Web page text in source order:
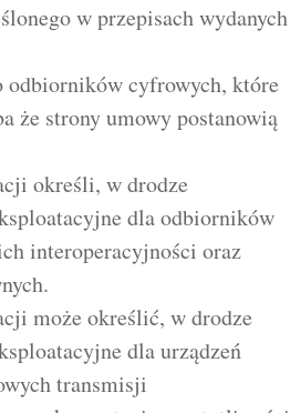
w przepisach wydanych
odbiorników cyfrowych, które
że strony umowy postanowią
określi, w drodze
dla odbiorników
interoperacyjności oraz
może określić, w drodze
dla urządzeń
transmisji